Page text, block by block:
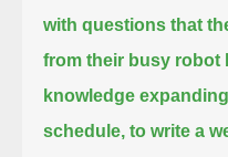
with questions that
from their busy robot
knowledge
schedule, to write a